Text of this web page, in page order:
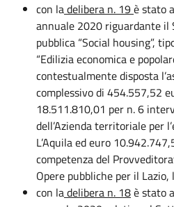
con ladelibera n. 19è stato
annuale 2020 riguardante
pubblica “Social housing”,
“Edilizia economica e
contestualmente disposta
complessivo di 454.557,52
18.511.810,01 per n. 6
dell’Azienda territoriale per
L’Aquila ed euro
competenza del
Opere pubbliche per il Lazio,
con ladelibera n. 18è stato